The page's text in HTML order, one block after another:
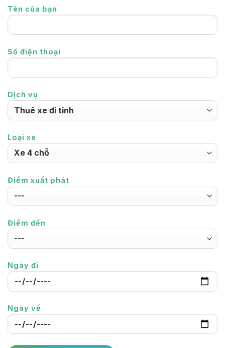
Tên của bạn
Số điện thoại
Dịch vụ
Loại xe
Điểm xuất phát
Điểm đến
Ngày đi
Ngày về